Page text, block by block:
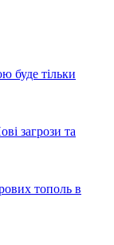
буде тільки
загрози та
тополь в